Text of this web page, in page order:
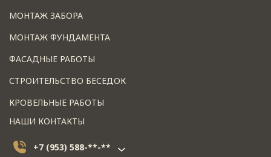
МОНТАЖ ЗАБОРА
МОНТАЖ ФУНДАМЕНТА
ФАСАДНЫЕ РАБОТЫ
СТРОИТЕЛЬСТВО БЕСЕДОК
КРОВЕЛЬНЫЕ РАБОТЫ
НАШИ КОНТАКТЫ
+7 (953) 588-**-**